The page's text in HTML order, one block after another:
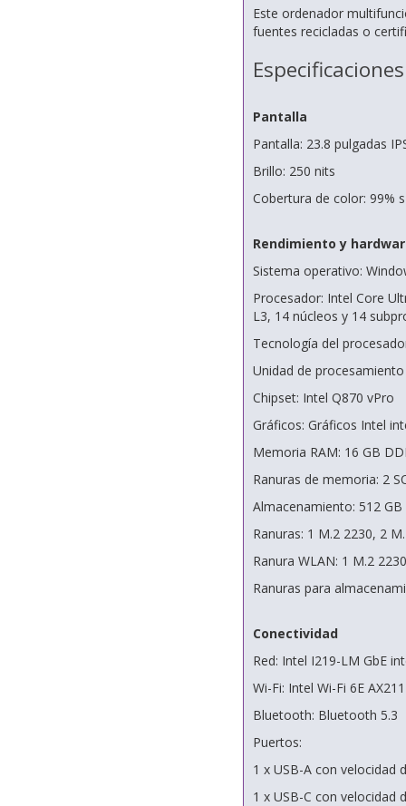
Este ordenador
fuentes recicladas o
Especificaciones
Pantalla
Pantalla: 23.8 pulgadas
Brillo: 250 nits
Cobertura de color: 99%
Rendimiento y
Sistema operativo:
Procesador: Intel Core
L3, 14 núcleos y 14
Tecnología del
Unidad de
Chipset: Intel Q870 vPro
Gráficos: Gráficos Intel
Memoria RAM: 16 GB
Ranuras de memoria: 2
Almacenamiento: 512 GB
Ranuras: 1 M.2 2230, 2
Ranura WLAN: 1 M.2
Ranuras para
Conectividad
Red: Intel I219-LM GbE
Wi-Fi: Intel Wi-Fi 6E
Bluetooth: Bluetooth 5.3
Puertos:
1 x USB-A con velocidad
1 x USB-C con velocidad